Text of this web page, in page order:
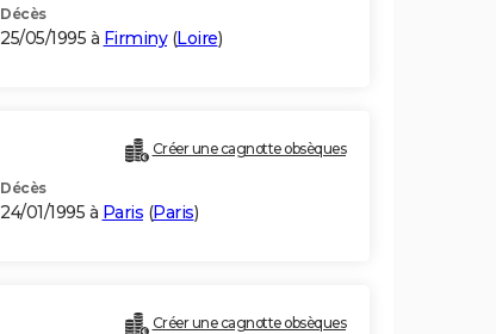
Décès
25/05/1995 à Firminy(Loire)
Créer une cagnotte obsèques
Décès
24/01/1995 à Paris (Paris)
Créer une cagnotte obsèques